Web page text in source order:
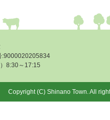
8:30～17:15
Copyright (C) Shinano Town. All